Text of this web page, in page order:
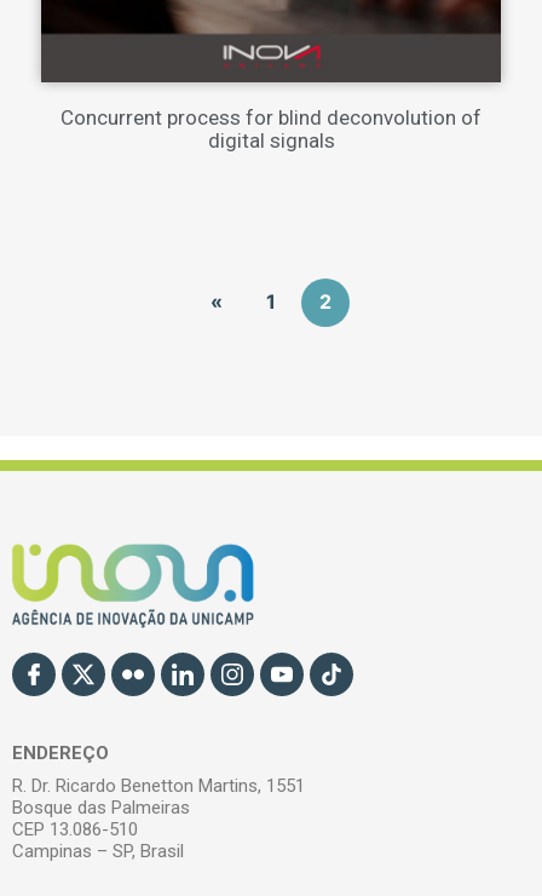
Concurrent process for blind deconvolution of
digital signals
« 1 2
ENDEREÇO
R. Dr. Ricardo Benetton Martins, 1551
Bosque das Palmeiras
CEP 13.086-510
Campinas – SP, Brasil